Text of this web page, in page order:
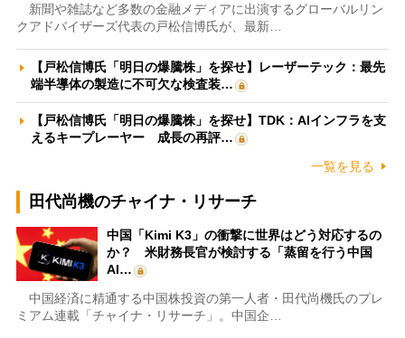
新聞や雑誌など多数の金融メディアに出演するグローバルリン
クアドバイザーズ代表の戸松信博氏が、最新…
【戸松信博氏「明日の爆騰株」を探せ】レーザーテック：最先
端半導体の製造に不可欠な検査装…
【戸松信博氏「明日の爆騰株」を探せ】TDK：AIインフラを支
えるキープレーヤー 成長の再評…
一覧を見る
田代尚機のチャイナ・リサーチ
中国「Kimi K3」の衝撃に世界はどう対応するの
か？ 米財務長官が検討する「蒸留を行う中国
AI…
中国経済に精通する中国株投資の第一人者・田代尚機氏のプレ
ミアム連載「チャイナ・リサーチ」。中国企…